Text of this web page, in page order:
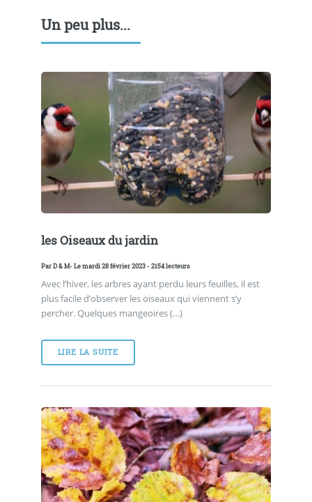
Un peu plus...
les Oiseaux du jardin
ParD & M- Le mardi 28 février 2023 - 2154 lecteurs
Avec l’hiver, les arbres ayant perdu leurs feuilles, il est
plus facile d’observer les oiseaux qui viennent s’y
percher. Quelques mangeoires (…)
LIRE LA SUITE